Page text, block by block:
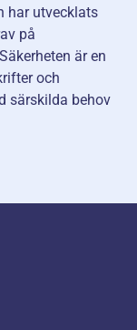
har utvecklats
på
är en
och
särskilda behov